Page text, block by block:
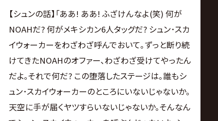
【シュンの話】｢ああ! ああ! ふざけんなよ(笑) 何が
NOAHだ? 何がメキシカン6人タッグだ? シュン･スカ
イウォーカーをわざわざ呼んでおいて｡ずっと断り続
けてきたNOAHのオファー､わざわざ受けてやったん
だよ｡それで何だ? この堕落したステージは｡誰もシ
ュン･スカイウォーカーのところにいないじゃないか｡
天空に手が届くヤツすらいないじゃないか｡そんなん